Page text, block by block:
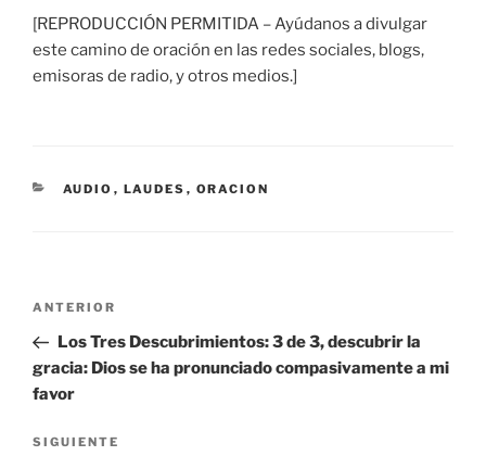
[REPRODUCCIÓN PERMITIDA – Ayúdanos a divulgar
este camino de oración en las redes sociales, blogs,
emisoras de radio, y otros medios.]
CATEGORÍAS
AUDIO , LAUDES , ORACION
Navegación
entradas
Entrada
anterior:
ANTERIOR
Los Tres Descubrimientos: 3 de 3, descubrir la
gracia: Dios se ha pronunciado compasivamente a mi
favor
Siguiente
SIGUIENTE